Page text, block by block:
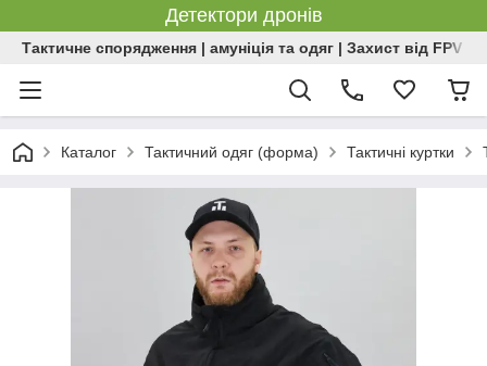
Детектори дронів
Тактичне спорядження | амуніція та одяг | Захист від FPV |
Каталог Тактичний одяг (форма) Тактичні куртки